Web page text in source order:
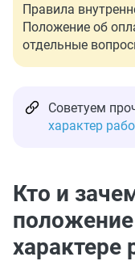
Правила
Положение об
отдельные
Советуем
характер
Кто и
характере